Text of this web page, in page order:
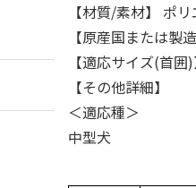
【材質/素材】 ポ
【原産国または製
【適応サイズ(首
【その他詳細】
＜適応種＞
中型犬